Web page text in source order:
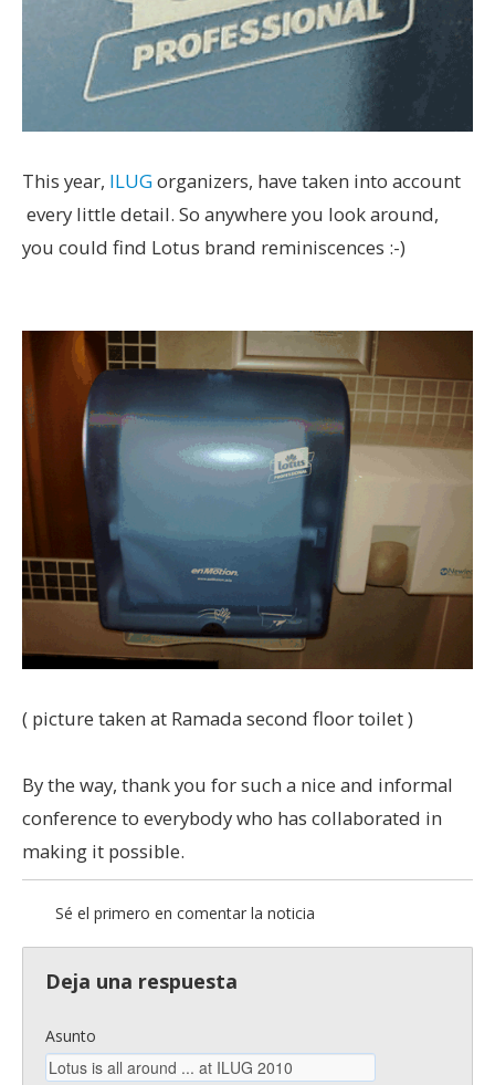
This year, ILUGorganizers, have taken into account
every little detail. So anywhere you look around,
you could find Lotus brand reminiscences :-)
( picture taken at Ramada second floor toilet )
By the way, thank you for such a nice and informal
conference to everybody who has collaborated in
making it possible.
Sé el primero en comentar la noticia
Deja una respuesta
Asunto